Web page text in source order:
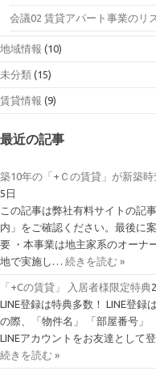
会議02 賃貸アパート事業のリ
地域情報 (10)
未分類 (15)
賃貸情報 (9)
最近の記事
築10年の「+Ｃの賃貸」が新築
5日
この記事は弊社有料サイトの記
内」をご確認ください。最後に
要 ・本事業は地主家系のオーナ
地で実施し… 続きを読む »
「+Cの賃貸」 入居者様限定特典
LINE登録は特典多数！ LINE登
の際、「物件名」 「部屋番号」
LINEアカウントをお友達として
続きを読む »